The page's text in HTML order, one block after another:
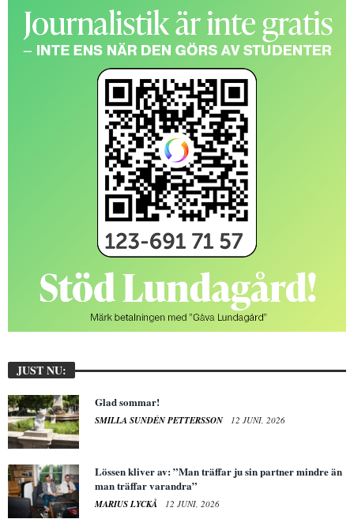
JUST NU:
Glad sommar!
SMILLA SUNDÉN PETTERSSON 12 JUNI, 2026
Lössen kliver av: ”Man träffar ju sin partner mindre än
man träffar varandra”
MARIUS LYCKÅ 12 JUNI, 2026